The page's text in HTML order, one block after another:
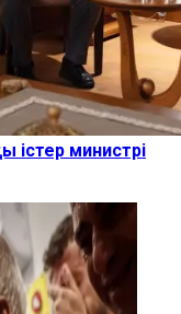
істер министрі